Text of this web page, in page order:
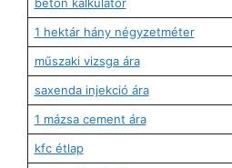
1 hektár hány négyzetméter
műszaki vizsga ára
saxenda injekció ára
1 mázsa cement ára
kfc étlap